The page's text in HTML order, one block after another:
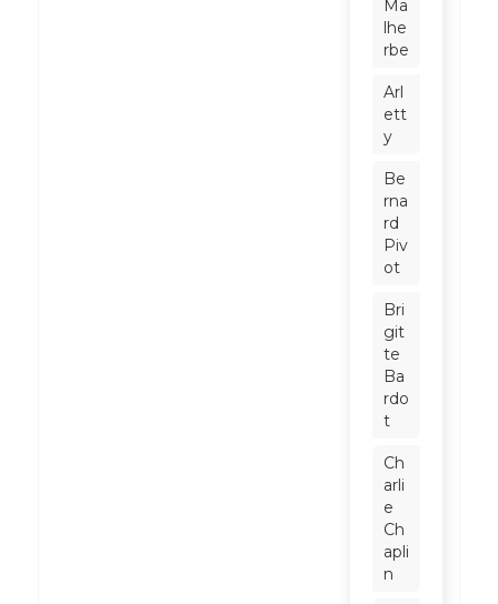
Ma
lhe
rbe
Arl
ett
y
Be
rna
rd
Piv
ot
Bri
git
te
Ba
rdo
t
Ch
arli
e
Ch
apli
n